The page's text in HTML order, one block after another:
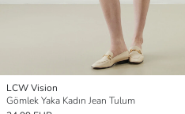
LCW Vision
Gömlek Yaka Kadın Jean Tulum